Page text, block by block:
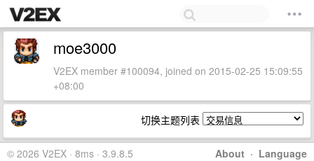
moe3000
V2EX member #100094, joined on 2015-02-25 15:09:55
+08:00
切换主题列表
About · Language
© 2026 V2EX · 8ms · 3.9.8.5